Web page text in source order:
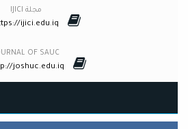
مجلة IJICI
https://ijici.edu.iq
JOURNAL OF SAUC
http://joshuc.edu.iq/